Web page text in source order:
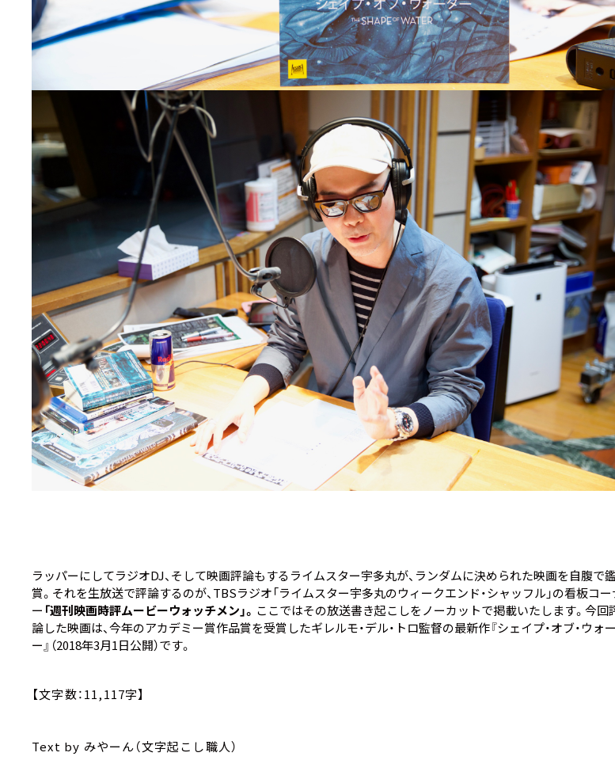
ラッパーにしてラジオDJ、そして映画評論もするライムスター宇多丸が、ランダムに決められた映画を自腹で
賞。それを生放送で評論するのが、TBSラジオ「ライムスター宇多丸のウィークエンド・シャッフル」の看板コー
ー 「週刊映画時評ムービーウォッチメン」。 ここではその放送書き起こしをノーカットで掲載いたします。今回
論した映画は、今年のアカデミー賞作品賞を受賞したギレルモ・デル・トロ監督の最新作『シェイプ・オブ・ウォ
ー』 （2018年3月1日公開）です。
【文字数：11,117字】
Text by みやーん（文字起こし職人）